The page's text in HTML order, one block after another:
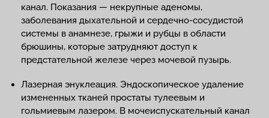
канал. Показания — некрупные аденомы,
заболевания дыхательной и сердечно-сосудистой
системы в анамнезе, грыжи и рубцы в области
брюшины, которые затрудняют доступ к
предстательной железе через мочевой пузырь.
Лазерная энуклеация. Эндоскопическое удаление
измененных тканей простаты тулеевым и
гольмиевым лазером. В мочеиспускательный канал